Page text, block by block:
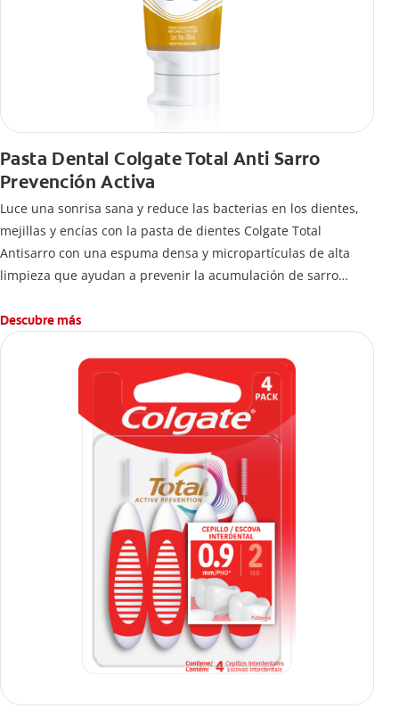
Pasta Dental Colgate Total Anti Sarro
Prevención Activa
Luce una sonrisa sana y reduce las bacterias en los dientes,
mejillas y encías con la pasta de dientes Colgate Total
Antisarro con una espuma densa y micropartículas de alta
limpieza que ayudan a prevenir la acumulación de sarro
Descubre más